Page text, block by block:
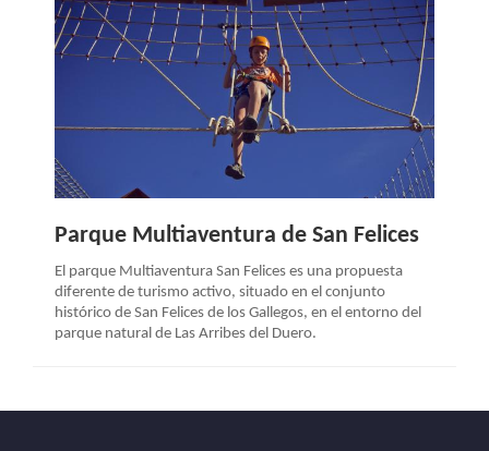
Parque Multiaventura de San Felices
El parque Multiaventura San Felices es una propuesta
diferente de turismo activo, situado en el conjunto
histórico de San Felices de los Gallegos, en el entorno del
parque natural de Las Arribes del Duero.